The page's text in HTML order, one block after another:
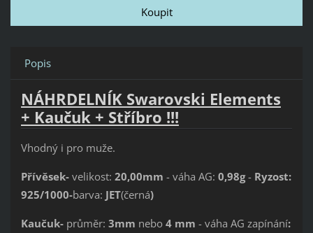
Popis
NÁHRDELNÍK Swarovski Elements
+ Kaučuk + Stříbro !!!
Vhodný i pro muže.
Přívěsek- velikost: 20,00mm - váha AG: 0,98g- Ryzost:
925/1000-barva: JET(černá)
Kaučuk- průměr: 3mm nebo 4 mm - váha AG zapínání: